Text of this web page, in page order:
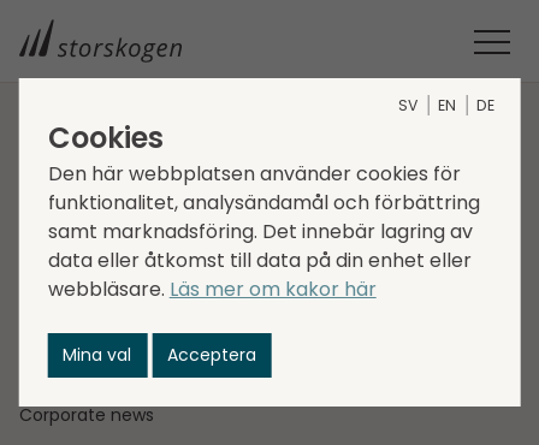
STORSKOGEN
FÖRÄNDRINGAR I STORSKOGENS KONCERNLEDNING
Förändringar i
Storskogens
koncernledning
Corporate news
SV EN DE
Cookies
Den här webbplatsen använder cookies för
funktionalitet, analysändamål och förbättring
samt marknadsföring. Det innebär lagring av
data eller åtkomst till data på din enhet eller
webbläsare. Läs mer om kakor här
Mina val Acceptera